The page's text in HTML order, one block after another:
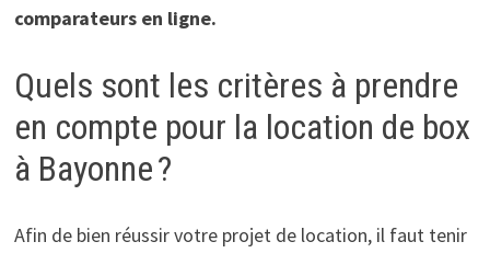
comparateurs en ligne.
Quels sont les critères à prendre
en compte pour la location de box
à Bayonne ?
Afin de bien réussir votre projet de location, il faut tenir